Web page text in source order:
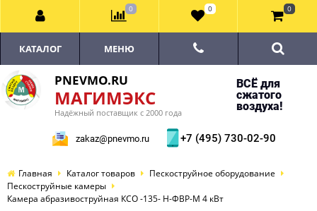
PNEVMO.RU
МАГИМЭКС
Надёжный поставщик с 2000 года
ВСЁ для
сжатого
воздуха!
zakaz@pnevmo.ru +7 (495) 730-02-90
КАТАЛОГ МЕНЮ
Главная Каталог товаров
Пескоструйное оборудование
Пескоструйные камеры
Камера абразивоструйная КСО -135- Н-ФВР-М 4 кВт
0 0 0